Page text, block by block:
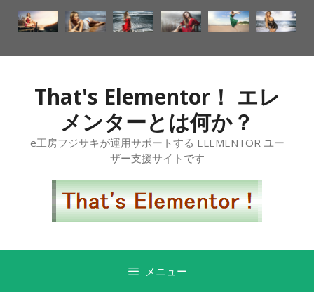
That's Elementor！ エレ
メンターとは何か？
e工房フジサキが運用サポートする ELEMENTOR ユー
ザー支援サイトです
メニュー